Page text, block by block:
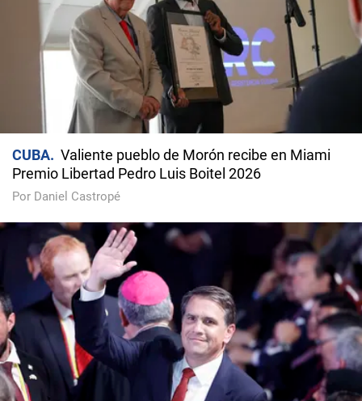
CUBA
Valiente pueblo de Morón recibe en Miami
Premio Libertad Pedro Luis Boitel 2026
Por Daniel Castropé